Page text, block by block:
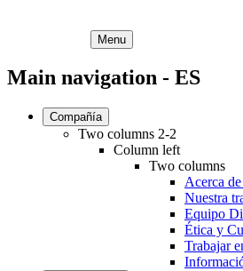
Menu
Main navigation - ES
Compañía
Two columns 2-2
Column left
Two columns
Acerca
Nuestra
Equipo
Ética y
Trabajar